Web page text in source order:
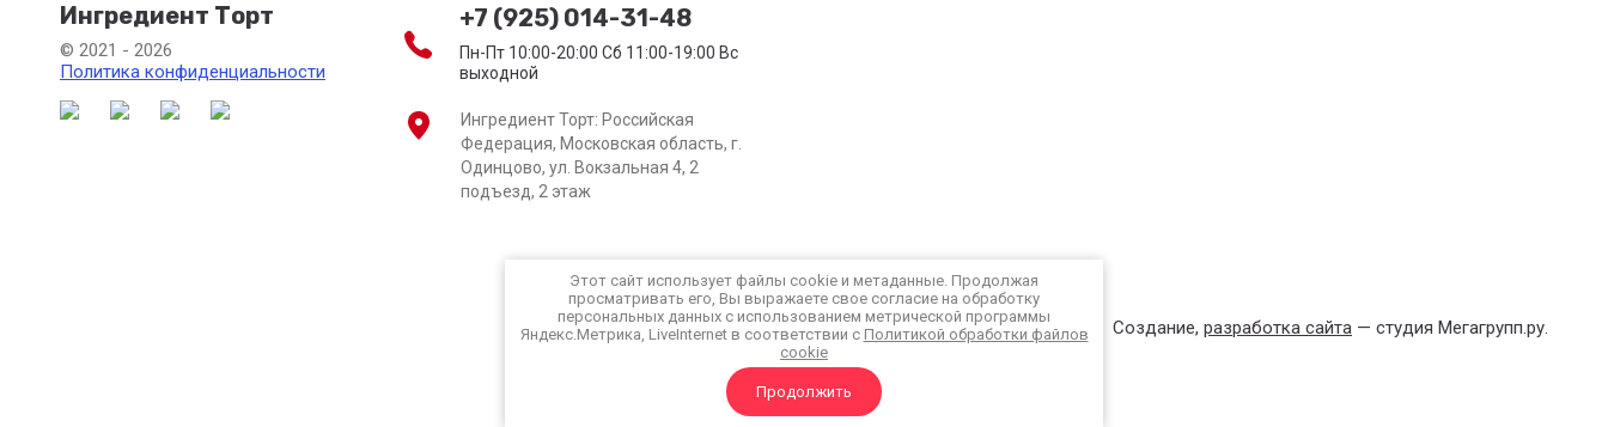
Ингредиент Торт
© 2021 - 2026
Политика конфиденциальности
+7 (925) 014-31-48
Пн-Пт 10:00-20:00 Сб 11:00-19:00 Вс
выходной
Ингредиент Торт: Российская
Федерация, Московская область, г.
Одинцово, ул. Вокзальная 4, 2
подъезд, 2 этаж
Создание, разработка сайта — студия Мегагрупп.ру.
Этот сайт использует файлы cookie и метаданные. Продолжая
просматривать его, Вы выражаете свое согласие на обработку
персональных данных с использованием метрической программы
Яндекс.Метрика, LiveInternet в соответствии с Политикой обработки файлов
cookie
Продолжить